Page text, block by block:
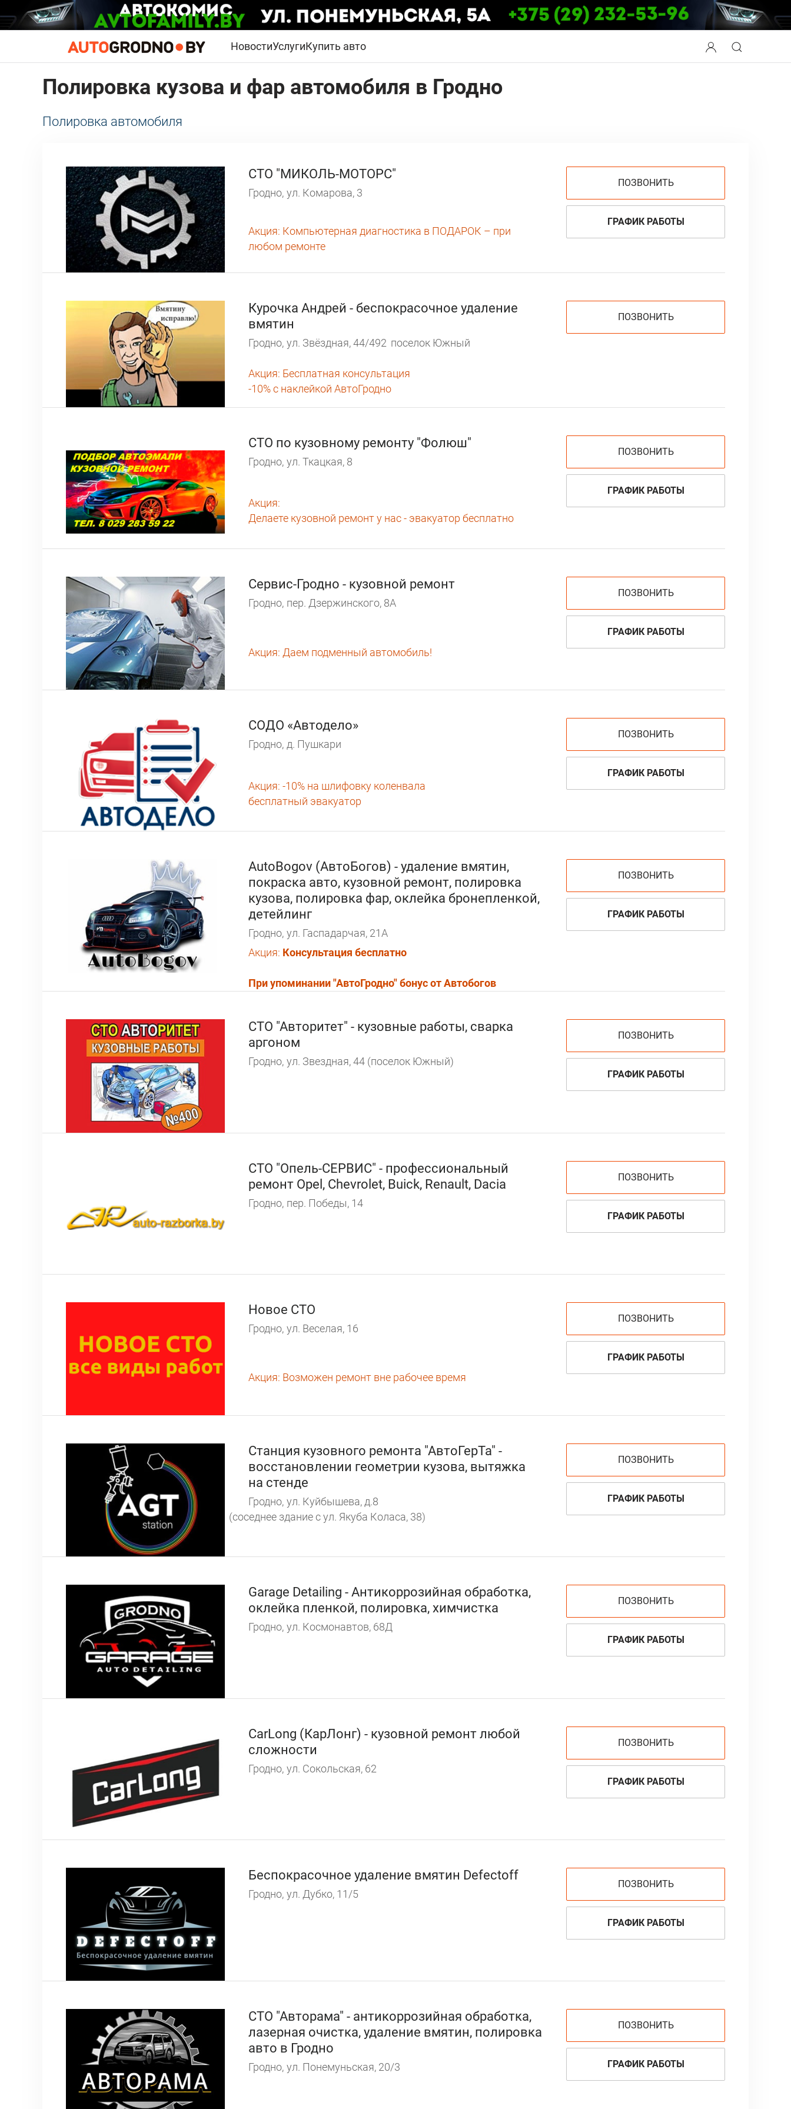
НовостиУслугиКупить авто
Полировка кузова и фар автомобиля в Гродно
Полировка автомобиля
СТО "МИКОЛЬ-МОТОРС"
Гродно, ул. Комарова, 3
Акция: Компьютерная диагностика в ПОДАРОК – при
любом ремонте
ПОЗВОНИТЬ
ГРАФИК РАБОТЫ
Курочка Андрей - беспокрасочное удаление
вмятин
Гродно, ул. Звёздная, 44/492 поселок Южный
Акция: Бесплатная консультация
-10% с наклейкой АвтоГродно
ПОЗВОНИТЬ
СТО по кузовному ремонту "Фолюш"
Гродно, ул. Ткацкая, 8
Акция:
Делаете кузовной ремонт у нас - эвакуатор бесплатно
ПОЗВОНИТЬ
ГРАФИК РАБОТЫ
Сервис-Гродно - кузовной ремонт
Гродно, пер. Дзержинского, 8А
Акция: Даем подменный автомобиль!
ПОЗВОНИТЬ
ГРАФИК РАБОТЫ
СОДО «Автодело»
Гродно, д. Пушкари
Акция: -10% на шлифовку коленвала
бесплатный эвакуатор
ПОЗВОНИТЬ
ГРАФИК РАБОТЫ
AutoBogov (АвтоБогов) - удаление вмятин,
покраска авто, кузовной ремонт, полировка
кузова, полировка фар, оклейка бронепленкой,
детейлинг
Гродно, ул. Гаспадарчая, 21А
Акция: Консультация бесплатно
При упоминании "АвтоГродно" бонус от Автобогов
ПОЗВОНИТЬ
ГРАФИК РАБОТЫ
СТО "Авторитет" - кузовные работы, сварка
аргоном
Гродно, ул. Звездная, 44 (поселок Южный)
ПОЗВОНИТЬ
ГРАФИК РАБОТЫ
СТО "Опель-CЕРВИС" - профессиональный
ремонт Opel, Chevrolet, Buick, Renault, Dacia
Гродно, пер. Победы, 14
ПОЗВОНИТЬ
ГРАФИК РАБОТЫ
Новое СТО
Гродно, ул. Веселая, 16
Акция: Возможен ремонт вне рабочее время
ПОЗВОНИТЬ
ГРАФИК РАБОТЫ
Станция кузовного ремонта "АвтоГерТа" -
восстановлении геометрии кузова, вытяжка
на стенде
Гродно, ул. Куйбышева, д.8
(соседнее здание с ул. Якуба Коласа, 38)
ПОЗВОНИТЬ
ГРАФИК РАБОТЫ
Garage Detailing - Антикоррозийная обработка,
оклейка пленкой, полировка, химчистка
Гродно, ул. Космонавтов, 68Д
ПОЗВОНИТЬ
ГРАФИК РАБОТЫ
CarLong (КарЛонг) - кузовной ремонт любой
сложности
Гродно, ул. Сокольская, 62
ПОЗВОНИТЬ
ГРАФИК РАБОТЫ
Беспокрасочное удаление вмятин Defectoff
Гродно, ул. Дубко, 11/5
ПОЗВОНИТЬ
ГРАФИК РАБОТЫ
СТО "Авторама" - антикоррозийная обработка,
лазерная очистка, удаление вмятин, полировка
авто в Гродно
Гродно, ул. Понемуньская, 20/3
ПОЗВОНИТЬ
ГРАФИК РАБОТЫ